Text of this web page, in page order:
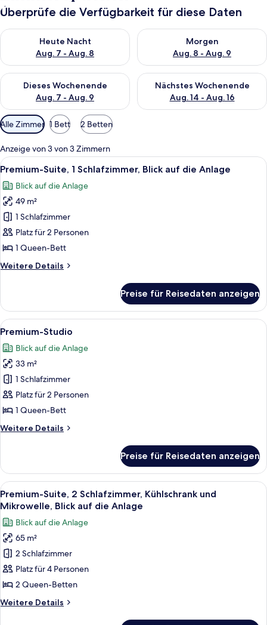
Überprüfe die Verfügbarkeit für diese Daten
Heute Nacht
Aug. 7 - Aug. 8
Überprüfe die Verfügbarkeit für heute Nacht, Aug. 7 - Aug. 8.
Morgen
Aug. 8 - Aug. 9
Überprüfe die Verfügbarkeit
Dieses Wochenende
Aug. 7 - Aug. 9
Überprüfe die Verfügbarkeit für dieses Wochenende, Aug. 7
Nächstes Wochenende
Aug. 14 - Aug. 16
Überprüfe die Verfügbarkeit
Verfügbare
Filter
für
Zimmer
Alle Zimmer 1 Bett 2 Betten
Anzeige von 3 von 3 Zimmern
Alle
Fotos
für
Premium-
Suite,
1
Schlafzimmer,
auf
anzeigen
Ein Wohnzimmer mit einer Couch,
9
Premium-Suite, 1 Schlafzimmer, Blick auf die Anlage
Blick auf die Anlage
49 m²
1 Schlafzimmer
Platz für 2 Personen
1 Queen-Bett
Weitere Details
Weitere
Suite,
Schlafzimmer,
auf
die
Anlage
Preise für Reisedaten anzeigen
Alle
Fotos
für
Premium-
Studio
anzeigen
Ein ordentlich bezogenes Bett mit
8
Premium-Studio
Blick auf die Anlage
33 m²
1 Schlafzimmer
Platz für 2 Personen
1 Queen-Bett
Weitere Details
Weitere
Studio
Preise für Reisedaten anzeigen
Alle
Fotos
für
Premium-
Suite,
2 Schlafzimmer,
Kühlschrank
und
Mikrowelle,
Blick
Ein Schlafzimmer mit einem Bett,
7
Premium-Suite, 2 Schlafzimmer, Kühlschrank und
Mikrowelle, Blick auf die Anlage
Blick auf die Anlage
65 m²
2 Schlafzimmer
Platz für 4 Personen
2 Queen-Betten
Weitere Details
Weitere